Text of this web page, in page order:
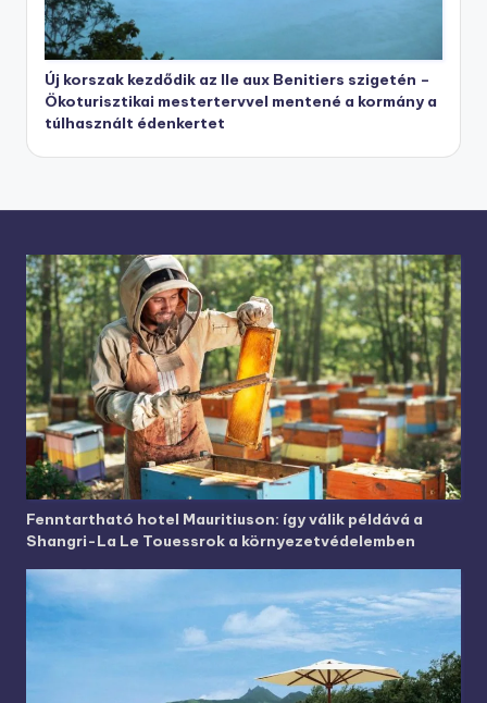
Új korszak kezdődik az Ile aux Benitiers szigetén –
Ökoturisztikai mestertervvel mentené a kormány a
túlhasznált édenkertet
Fenntartható hotel Mauritiuson: így válik példává a
Shangri-La Le Touessrok a környezetvédelemben